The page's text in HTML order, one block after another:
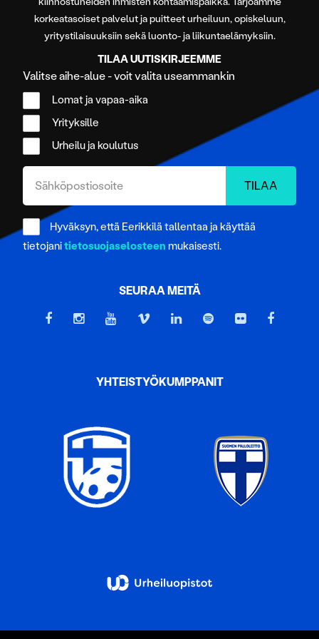
korkeatasoiset palvelut ja puitteet urheiluun, opiskeluun,
yritystilaisuuksiin sekä luonto- ja liikuntaelämyksiin.
TILAA UUTISKIRJEEMME
Valitse aihe-alue - voit valita useammankin
Lomat ja vapaa-aika
Yrityksille
Urheilu ja koulutus
Hyväksyn, että Eerikkilä tallentaa ja käyttää
tietojanitietosuojaselosteen mukaisesti.
SEURAA MEITÄ
YHTEISTYÖKUMPPANIT